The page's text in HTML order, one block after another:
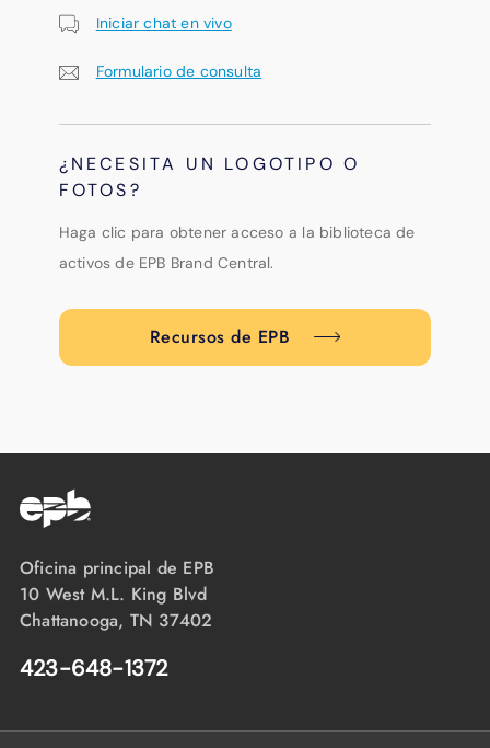
Iniciar chat en vivo
Formulario de consulta
¿NECESITA UN LOGOTIPO O
FOTOS?
Haga clic para obtener acceso a la biblioteca de
activos de EPB Brand Central.
Recursos de EPB
Oficina principal de EPB
10 West M.L. King Blvd
Chattanooga, TN 37402
423-648-1372